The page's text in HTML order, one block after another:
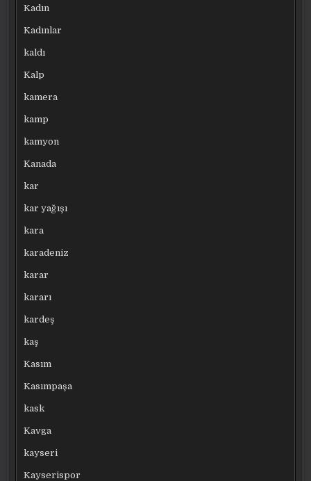
Kadın
Kadınlar
kaldı
Kalp
kamera
kamp
kamyon
Kanada
kar
kar yağışı
kara
karadeniz
karar
kararı
kardeş
kaş
Kasım
Kasımpaşa
kask
Kavga
kayseri
Kayserispor